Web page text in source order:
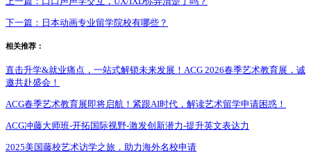
下一篇： 日本动画专业留学院校有哪些？
相关推荐：
直击升学&就业痛点，一站式解锁未来发展！ACG 2026春季艺术教育展，诚
邀共赴盛会！
ACG春季艺术教育展即将启航！紧跟AI时代，解读艺术留学申请困惑！
ACG冲藤大师班-开拓国际视野-激发创新潜力-提升英文表达力
2025美国藤校艺术访学之旅，助力海外名校申请